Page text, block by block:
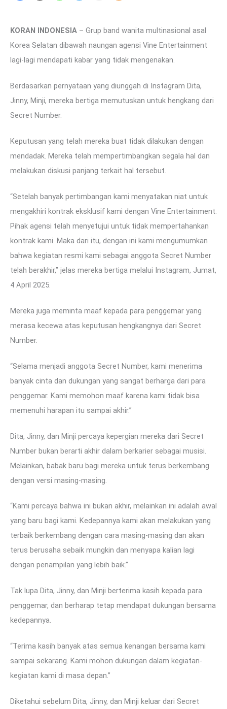
KORAN INDONESIA – Grup band wanita multinasional asal
Korea Selatan dibawah naungan agensi Vine Entertainment
lagi-lagi mendapati kabar yang tidak mengenakan.
Berdasarkan pernyataan yang diunggah di Instagram Dita,
Jinny, Minji, mereka bertiga memutuskan untuk hengkang dari
Secret Number.
Keputusan yang telah mereka buat tidak dilakukan dengan
mendadak. Mereka telah mempertimbangkan segala hal dan
melakukan diskusi panjang terkait hal tersebut.
“Setelah banyak pertimbangan kami menyatakan niat untuk
mengakhiri kontrak eksklusif kami dengan Vine Entertainment.
Pihak agensi telah menyetujui untuk tidak mempertahankan
kontrak kami. Maka dari itu, dengan ini kami mengumumkan
bahwa kegiatan resmi kami sebagai anggota Secret Number
telah berakhir,” jelas mereka bertiga melalui Instagram, Jumat,
4 April 2025.
Mereka juga meminta maaf kepada para penggemar yang
merasa kecewa atas keputusan hengkangnya dari Secret
Number.
“Selama menjadi anggota Secret Number, kami menerima
banyak cinta dan dukungan yang sangat berharga dari para
penggemar. Kami memohon maaf karena kami tidak bisa
memenuhi harapan itu sampai akhir.”
Dita, Jinny, dan Minji percaya kepergian mereka dari Secret
Number bukan berarti akhir dalam berkarier sebagai musisi.
Melainkan, babak baru bagi mereka untuk terus berkembang
dengan versi masing-masing.
“Kami percaya bahwa ini bukan akhir, melainkan ini adalah awal
yang baru bagi kami. Kedepannya kami akan melakukan yang
terbaik berkembang dengan cara masing-masing dan akan
terus berusaha sebaik mungkin dan menyapa kalian lagi
dengan penampilan yang lebih baik.”
Tak lupa Dita, Jinny, dan Minji berterima kasih kepada para
penggemar, dan berharap tetap mendapat dukungan bersama
kedepannya.
“Terima kasih banyak atas semua kenangan bersama kami
sampai sekarang. Kami mohon dukungan dalam kegiatan-
kegiatan kami di masa depan.”
Diketahui sebelum Dita, Jinny, dan Minji keluar dari Secret